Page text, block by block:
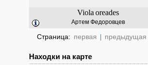
Viola oreades
Артем Федоровцев
Страница: первая | предыдущая
Находки на карте